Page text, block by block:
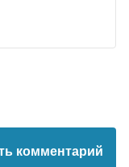
комментарий